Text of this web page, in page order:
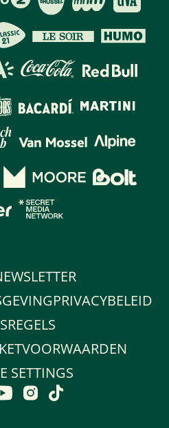
PRIVACYBELEID
SETTINGS